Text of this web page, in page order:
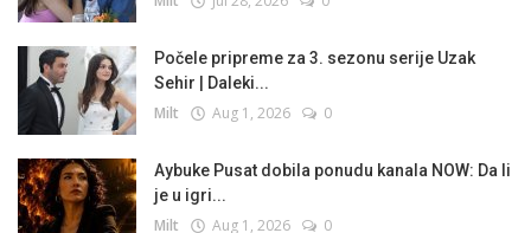
Počele pripreme za 3. sezonu serije Uzak
Sehir | Daleki...
Milt Aug 1, 2026 0
Aybuke Pusat dobila ponudu kanala NOW: Da li
je u igri...
Milt Aug 1, 2026 0